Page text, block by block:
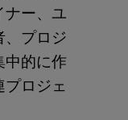
ナー、ユ
、プロジ
中的に作
ロジェ